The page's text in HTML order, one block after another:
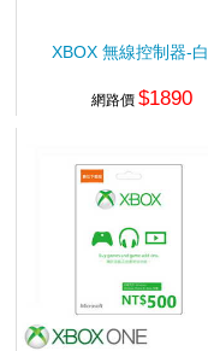
XBOX 無線控制器-白
網路價 $1890